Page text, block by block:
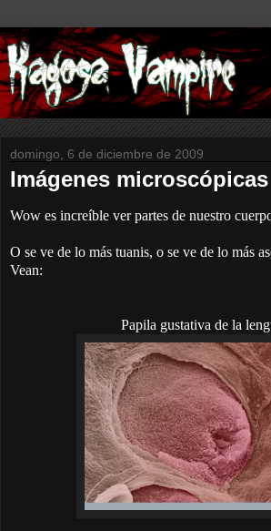
domingo, 6 de diciembre de 2009
Imágenes microscópicas
Wow es increíble ver partes de nuestro
O se ve de lo más tuanis, o se ve de lo más
Vean:
Papila gustativa de la